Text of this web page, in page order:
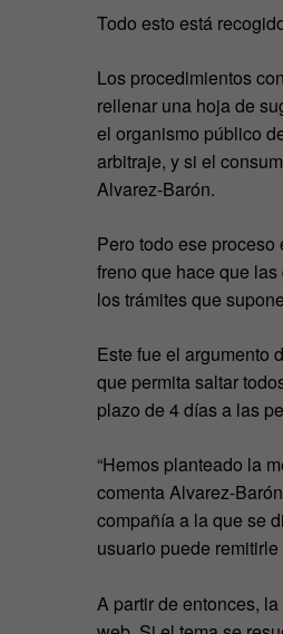
Todo esto está
Los procedimientos
rellenar una hoja de
el organismo público
arbitraje, y si el
Alvarez-Barón.
Pero todo ese
freno que hace que
los trámites que
Este fue el argumento
que permita saltar
plazo de 4 días a las
“Hemos planteado la
comenta Alvarez-
compañía a la que se
usuario puede
A partir de entonces,